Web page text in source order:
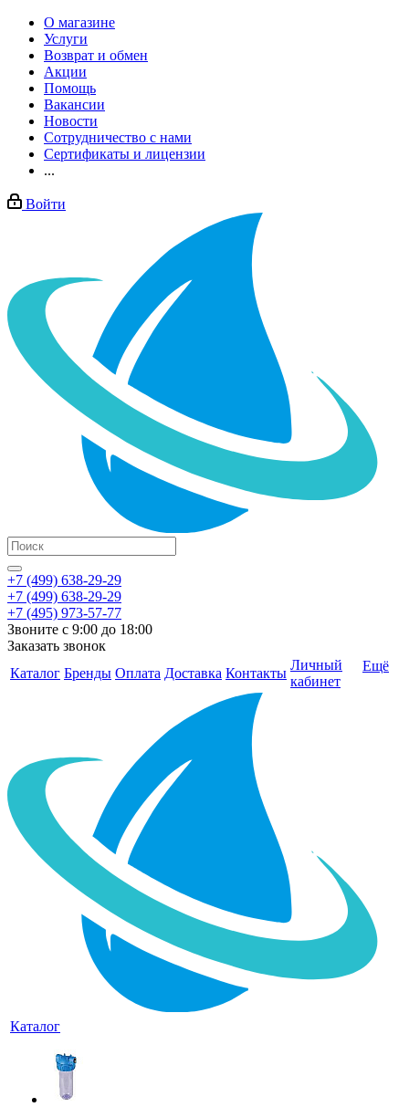
О магазине
Услуги
Возврат и обмен
Акции
Помощь
Вакансии
Новости
Сотрудничество с нами
Сертификаты и лицензии
...
Войти
+7 (499) 638-29-29
+7 (499) 638-29-29
+7 (495) 973-57-77
Звоните с 9:00 до 18:00
Заказать звонок
Каталог Бренды Оплата Доставка Контакты
Личный
кабинет
Ещё
Каталог